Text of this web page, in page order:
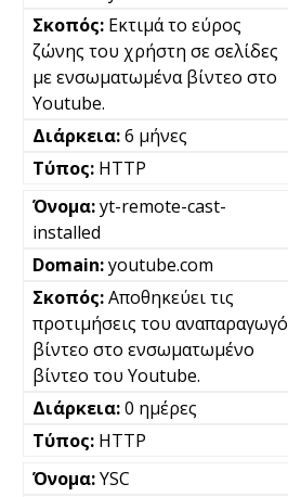
Εκτιμά το εύρος
ζώνης του χρήστη σε σελίδες
με ενσωματωμένα βίντεο στο
Youtube.
6 μήνες
HTTP
yt-remote-cast-
installed
youtube.com
Αποθηκεύει τις
προτιμήσεις του αναπαραγωγό
βίντεο στο ενσωματωμένο
βίντεο του Youtube.
0 ημέρες
HTTP
YSC